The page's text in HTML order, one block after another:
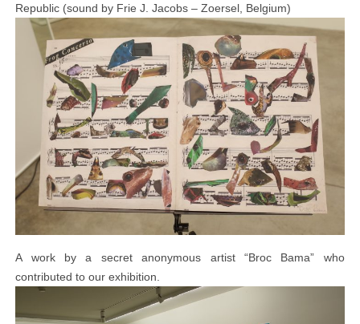
Republic (sound by Frie J. Jacobs – Zoersel, Belgium)
A work by a secret anonymous artist “Broc Bama” who
contributed to our exhibition.